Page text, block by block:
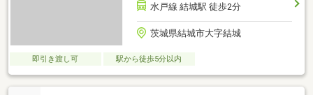
水戸線 結城駅 徒歩2分
茨城県結城市大字結城
即引き渡し可 駅から徒歩5分以内